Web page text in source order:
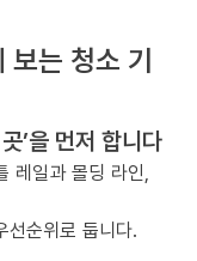
보는 청소 기
’을 먼저 합니다
레일과 몰딩 라인,
선순위로 둡니다.